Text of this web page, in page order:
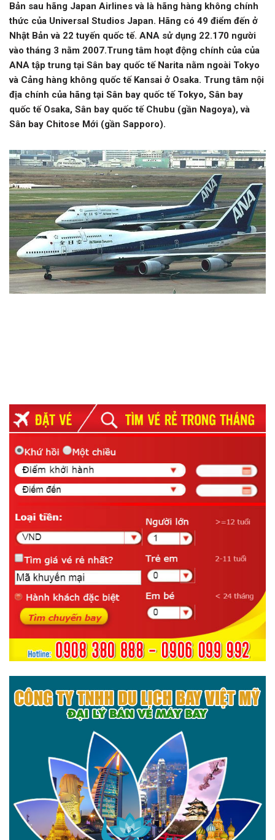
Bản sau hãng Japan Airlines và là hãng hàng không chính
thức của Universal Studios Japan. Hãng có 49 điểm đến ở
Nhật Bản và 22 tuyến quốc tế. ANA sử dụng 22.170 người
vào tháng 3 nằm 2007.Trung tâm hoạt động chính của của
ANA tập trung tại Sân bay quốc tế Narita nằm ngoài Tokyo
và Cảng hàng không quốc tế Kansai ở Osaka. Trung tâm nội
địa chính của hãng tại Sân bay quốc tế Tokyo, Sân bay
quốc tế Osaka, Sân bay quốc tế Chubu (gần Nagoya), và
Sân bay Chitose Mới (gần Sapporo).